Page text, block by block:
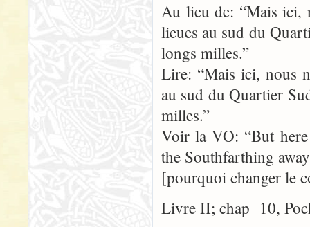
Au lieu de: “Mais ici,
lieues au sud du
longs milles.”
Lire: “Mais ici, nous
au sud du Quartier
milles.”
Voir la VO: “But
the Southfarthing
[pourquoi changer le
Livre II; chap 10,